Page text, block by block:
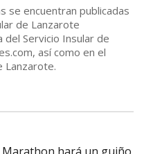
se encuentran publicadas
de Lanzarote
Servicio Insular de
así como en el
Lanzarote.